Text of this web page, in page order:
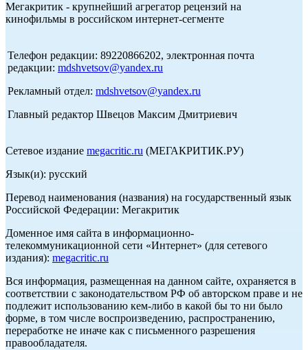
Мегакритик - крупнейший агрегатор рецензий на
кинофильмы в российском интернет-сегменте
Телефон редакции: 89220866202, электронная почта
редакции: mdshvetsov@yandex.ru
Рекламный отдел: mdshvetsov@yandex.ru
Главный редактор Швецов Максим Дмитриевич
Сетевое издание megacritic.ru (МЕГАКРИТИК.РУ)
Язык(и): русский
Перевод наименования (названия) на государственный язык
Российской Федерации: Мегакритик
Доменное имя сайта в информационно-
телекоммуникационной сети «Интернет» (для сетевого
издания): megacritic.ru
Вся информация, размещенная на данном сайте, охраняется в
соответствии с законодательством РФ об авторском праве и не
подлежит использованию кем-либо в какой бы то ни было
форме, в том числе воспроизведению, распространению,
переработке не иначе как с письменного разрешения
правообладателя.